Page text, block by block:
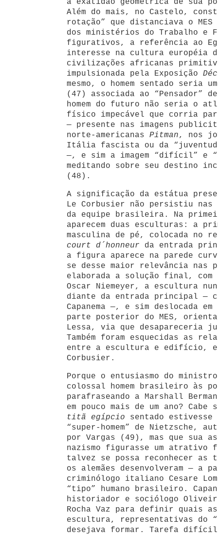
a exatidão geométrica de sua
Além do mais, no Castelo,
rotação” que distanciava o
dos ministérios do Trabalho e
figurativos, a referência ao
interesse na cultura européia
civilizações africanas
impulsionada pela Exposição
mesmo, o homem sentado seria
(47) associada ao “Pensador”
homem do futuro não seria o
físico impecável que corria
— presente nas imagens
norte-americanas Pitman, nos
Itália fascista ou da “juventude
—, e sim a imagem “difícil” e
meditando sobre seu destino
(48).
A significação da estátua
Le Corbusier não persistiu nas
da equipe brasileira. Na
aparecem duas esculturas: a
masculina de pé, colocada no
court d´honneur da entrada
a figura aparece na parede
se desse maior relevância nas
elaborada a solução final, com
Oscar Niemeyer, a escultura
diante da entrada principal —
Capanema —, e sim deslocada
parte posterior do MES,
Lessa, via que desapareceria
Também foram esquecidas as
entre a escultura e edifício,
Corbusier.
Porque o entusiasmo do
colossal homem brasileiro às
parafraseando a Marshall
em pouco mais de um ano? Cabe
titã egípcio sentado estivesse
“super-homem” de Nietzsche,
por Vargas (49), mas que sua
nazismo figurasse um atrativo
talvez se possa reconhecer as
os alemães desenvolveram — a
criminólogo italiano Cesare
“tipo” humano brasileiro.
historiador e sociólogo
Rocha Vaz para definir quais
escultura, representativas do
desejava formar. Tarefa difícil